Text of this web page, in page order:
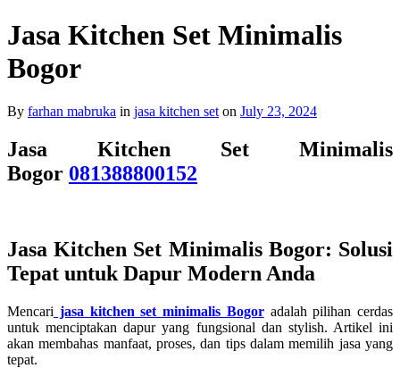
Jasa Kitchen Set Minimalis
Bogor
By farhan mabruka in jasa kitchen set on July 23, 2024
Jasa Kitchen Set Minimalis
Bogor 081388800152
Jasa Kitchen Set Minimalis Bogor: Solusi
Tepat untuk Dapur Modern Anda
Mencari jasa kitchen set minimalis Bogoradalah pilihan cerdas
untuk menciptakan dapur yang fungsional dan stylish. Artikel ini
akan membahas manfaat, proses, dan tips dalam memilih jasa yang
tepat.